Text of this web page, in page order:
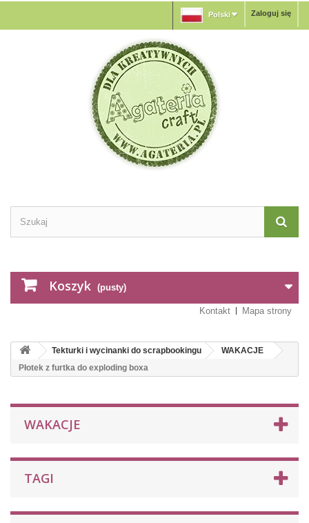
Zaloguj się
Polski
Koszyk (pusty)
Kontakt Mapa strony
Tekturki i wycinanki do scrapbookingu
WAKACJE
Płotek z furtka do exploding boxa
WAKACJE
TAGI